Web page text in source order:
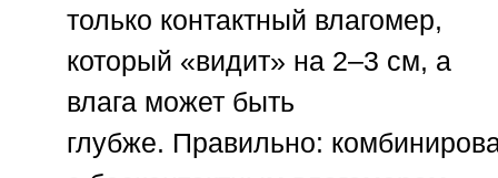
только контактный влагомер,
который «видит» на 2–3 см, а
влага может быть
глубже. Правильно: